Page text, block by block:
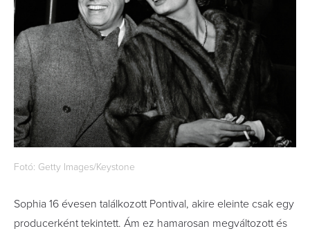
Fotó: Getty Images/Keystone
Sophia 16 évesen találkozott Pontival, akire eleinte csak egy
producerként tekintett. Ám ez hamarosan megváltozott és